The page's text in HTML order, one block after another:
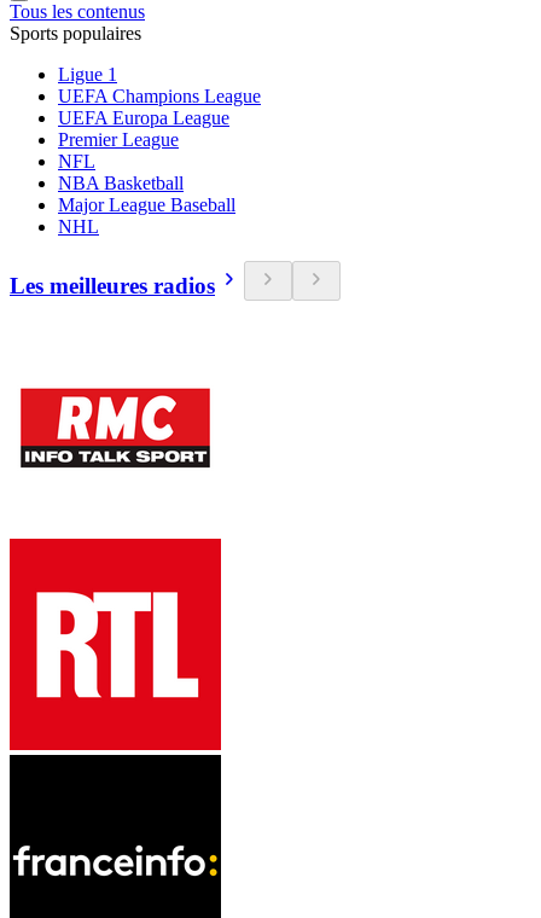
Tous les contenus
Sports populaires
Ligue 1
UEFA Champions League
UEFA Europa League
Premier League
NFL
NBA Basketball
Major League Baseball
NHL
Les meilleures radios